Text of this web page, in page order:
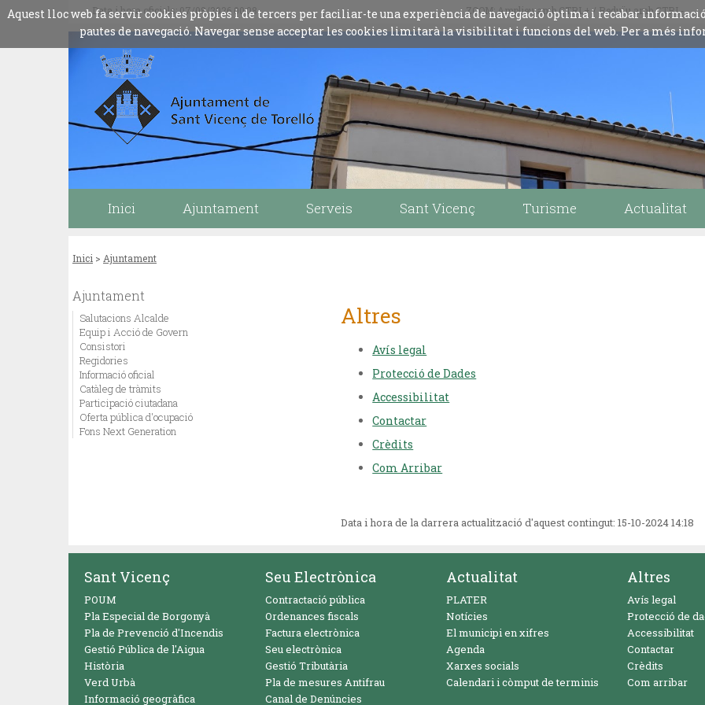
Aquest lloc web fa servir cookies pròpies i de tercers per faciliar-te una experiència de navegació òptima i recabar
pautes de navegació. Navegar sense acceptar les cookies limitarà la visibilitat i funcions del web. Per a més
Data i hora oficials: 07/08/2026 00:08 ZOOM: Amplieu amb CTRL+ / Reduïu amb CTRL-
Inici Ajuntament Serveis Sant Vicenç Turisme Actualitat
Inici > Ajuntament
Ajuntament
Salutacions Alcalde
Equip i Acció de Govern
Consistori
Regidories
Informació oficial
Catàleg de tràmits
Participació ciutadana
Oferta pública d'ocupació
Fons Next Generation
Altres
Avís legal
Protecció de Dades
Accessibilitat
Contactar
Crèdits
Com Arribar
Data i hora de la darrera actualització d'aquest contingut:15-10-2024 14:18
Sant Vicenç
POUM
Pla Especial de Borgonyà
Pla de Prevenció d'Incendis
Gestió Pública de l'Aigua
Història
Verd Urbà
Informació geogràfica
Seu Electrònica
Contractació pública
Ordenances fiscals
Factura electrònica
Seu electrònica
Gestió Tributària
Pla de mesures Antifrau
Canal de Denúncies
Actualitat
PLATER
Notícies
El municipi en xifres
Agenda
Xarxes socials
Calendari i còmput de terminis
Altres
Avís legal
Protecció de
Accessibilitat
Contactar
Crèdits
Com arribar